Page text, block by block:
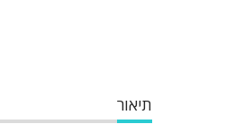
תיאור